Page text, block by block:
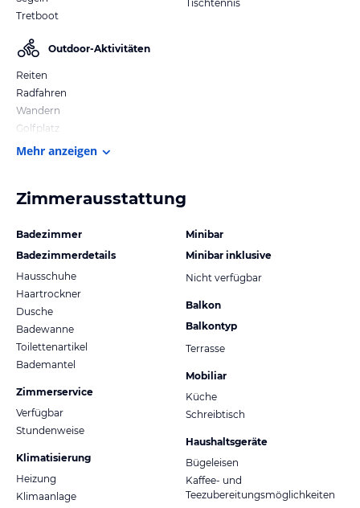
Tretboot
Outdoor-Aktivitäten
Reiten
Radfahren
Wandern
Golfplatz
Tischtennis
Mehr anzeigen
Zimmerausstattung
Badezimmer
Badezimmerdetails
Hausschuhe
Haartrockner
Dusche
Badewanne
Toilettenartikel
Bademantel
Zimmerservice
Verfügbar
Stundenweise
Klimatisierung
Heizung
Klimaanlage
Minibar
Minibar inklusive
Nicht verfügbar
Balkon
Balkontyp
Terrasse
Mobiliar
Küche
Schreibtisch
Haushaltsgeräte
Bügeleisen
Kaffee- und
Teezubereitungsmöglichkeiten